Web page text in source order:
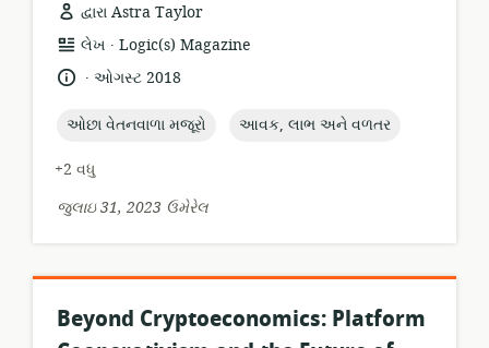
દ્વારા Astra Taylor
સંસાધન
બંધારણ:
લેખ .
પ્રકાશક:
Logic(s) Magazine
ભાષા:.
પ્રકાશન
ઓગસ્ટ 2018
topic:
ઓછા વેતનવાળા મજૂરો topic:
આવક, લાભ અને વળતર
+2 વધુ
જુલાઇ 31, 2023 ઉમેરેલ
Beyond Cryptoeconomics: Platform